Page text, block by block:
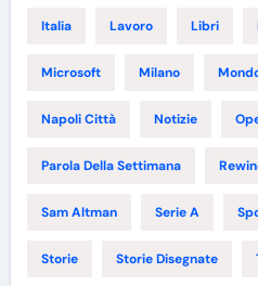
Italia Lavoro Libri
Microsoft Milano
Napoli Città Notizie
Parola Della Settimana
Sam Altman Serie A
Storie Storie Disegnate